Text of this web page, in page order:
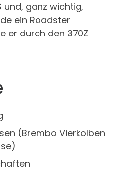
und, ganz wichtig,
ein Roadster
er durch den 370Z
(Brembo Vierkolben